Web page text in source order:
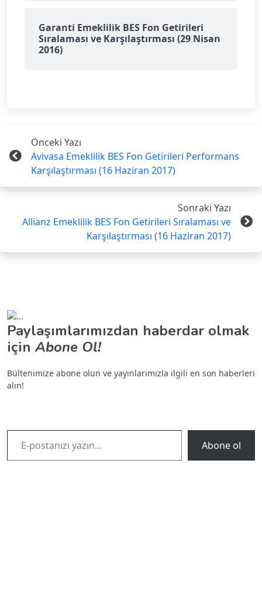
Garanti Emeklilik BES Fon Getirileri
Sıralaması ve Karşılaştırması (29 Nisan
2016)
Önceki Yazı
Avivasa Emeklilik BES Fon Getirileri Performans
Karşılaştırması (16 Haziran 2017)
Sonraki Yazı
Allianz Emeklilik BES Fon Getirileri Sıralaması ve
Karşılaştırması (16 Haziran 2017)
Paylaşımlarımızdan haberdar olmak
için Abone Ol!
Bültenimize abone olun ve yayınlarımızla ilgili en son haberleri
alın!
E-postanızı yazın…
Abone ol